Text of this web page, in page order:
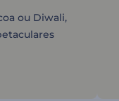
ou Diwali,